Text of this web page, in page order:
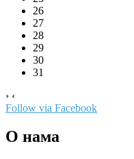
26
27
28
29
30
31
› ‹
Follow via Facebook
О нама